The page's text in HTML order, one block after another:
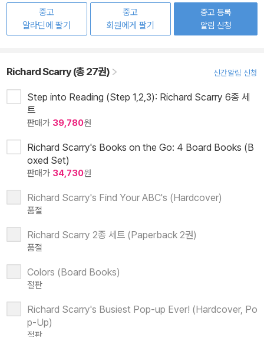
중고
알라딘에 팔기
중고
회원에게 팔기
중고 등록
알림 신청
Richard Scarry (총 27권) 신간알림 신청
Step into Reading (Step 1,2,3): Richard Scarry 6종 세
트
판매가 39,780원
Richard Scarry's Books on the Go: 4 Board Books (B
oxed Set)
판매가 34,730원
Richard Scarry's Find Your ABC's (Hardcover)
품절
Richard Scarry 2종 세트 (Paperback 2권)
품절
Colors (Board Books)
절판
Richard Scarry's Busiest Pop-up Ever! (Hardcover, Po
p-Up)